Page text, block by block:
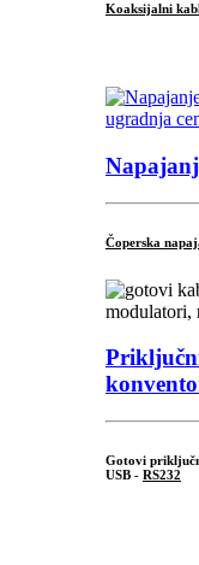
Koaksijalni
Čoperska
Gotovi
USB - RS232